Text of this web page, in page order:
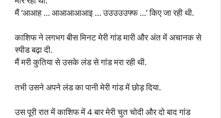
मैं ‘आआह … आआआआआइ … उउउउउफ्फ …’ किए जा रही थी.
काशिफ ने लगभग बीस मिनट मेरी गांड मारी और अंत में अचानक से
स्पीड बढ़ा दी.
मैं मरी कुतिया से उसके लंड से गांड मरा रही थी.
तभी उसने अपने लंड का पानी मेरी गांड में छोड़ दिया.
उस पूरी रात में काशिफ में 4 बार मेरी चुत चोदी और दो बाद गांड